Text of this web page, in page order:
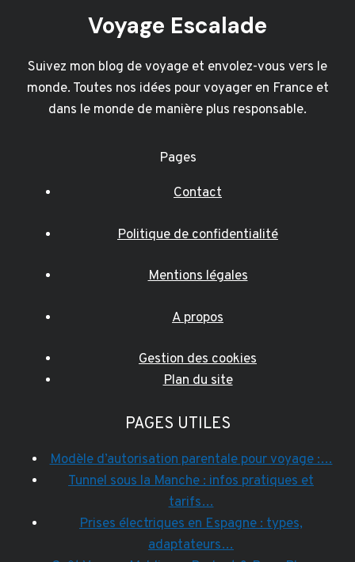
Voyage Escalade
Suivez mon blog de voyage et envolez-vous vers le
monde. Toutes nos idées pour voyager en France et
dans le monde de manière plus responsable.
Pages
Contact
Politique de confidentialité
Mentions légales
A propos
Gestion des cookies
Plan du site
PAGES UTILES
Modèle d’autorisation parentale pour voyage :…
Tunnel sous la Manche : infos pratiques et
tarifs…
Prises électriques en Espagne : types,
adaptateurs…